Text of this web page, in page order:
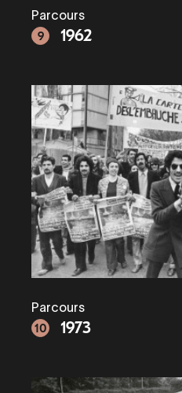
Parcours
9
1962
Parcours
10
1973